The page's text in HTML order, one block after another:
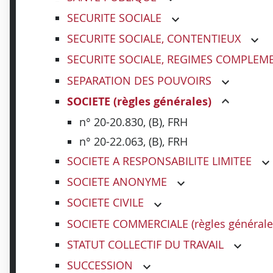
SECURITE SOCIALE
SECURITE SOCIALE, CONTENTIEUX
SECURITE SOCIALE, REGIMES
SEPARATION DES POUVOIRS
SOCIETE (règles générales)
n° 20-20.830, (B), FRH
n° 20-22.063, (B), FRH
SOCIETE A RESPONSABILITE LIMITEE
SOCIETE ANONYME
SOCIETE CIVILE
SOCIETE COMMERCIALE (règles
STATUT COLLECTIF DU TRAVAIL
SUCCESSION